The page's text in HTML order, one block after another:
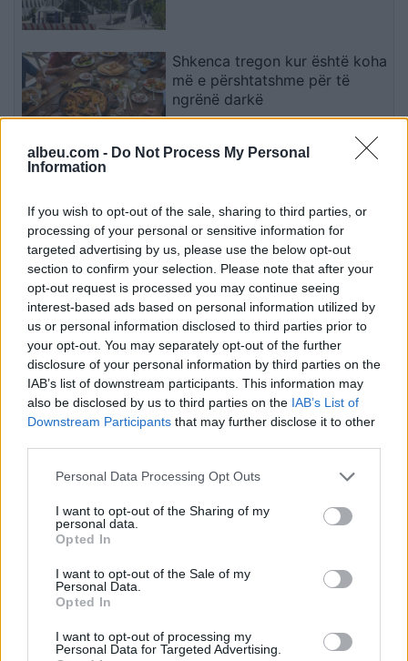
albeu.com - Do Not Process My Personal
Information
If you wish to opt-out of the sale, sharing to third parties, or
processing of your personal or sensitive information for
targeted advertising by us, please use the below opt-out
section to confirm your selection. Please note that after your
opt-out request is processed you may continue seeing
interest-based ads based on personal information utilized by
us or personal information disclosed to third parties prior to
your opt-out. You may separately opt-out of the further
disclosure of your personal information by third parties on the
IAB’s list of downstream participants. This information may
also be disclosed by us to third parties on the IAB’s List of
Downstream Participants that may further disclose it to other
Personal Data Processing Opt Outs
I want to opt-out of the Sharing of my
personal data.
Opted In
I want to opt-out of the Sale of my
Personal Data.
Opted In
I want to opt-out of processing my
Personal Data for Targeted Advertising.
Shkenca tregon kur është koha
më e përshtatshme për të
ngrënë darkë
vaksinave të rekomanduara
për fëmijët
Esim for Global
Esim for USA|Esim for Italy| Esim for Spain|Esim
for Turkey|Esim for Germany|Esim for Greece|